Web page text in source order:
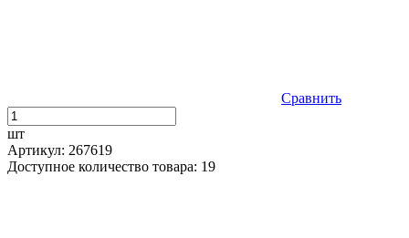
Сравнить
шт
Артикул: 267619
Доступное количество товара: 19